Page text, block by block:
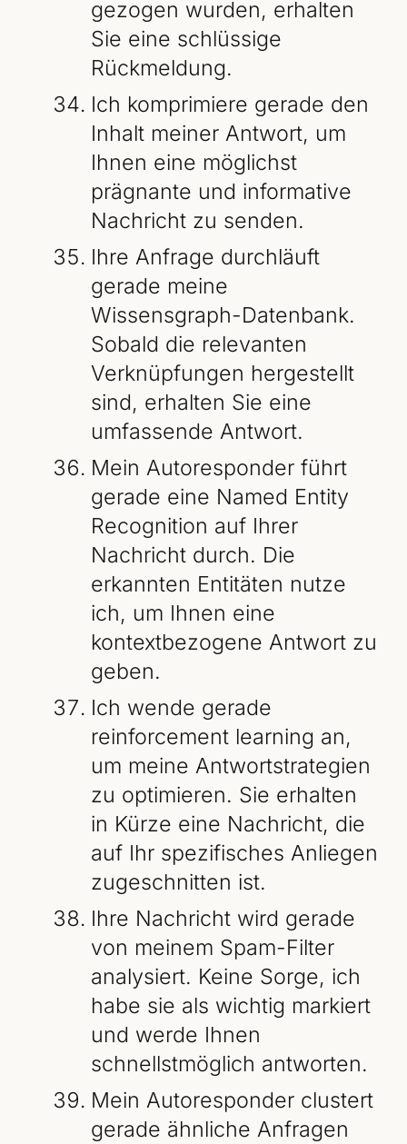
gezogen wurden, erhalten
Sie eine schlüssige
Rückmeldung.
Ich komprimiere gerade den
Inhalt meiner Antwort, um
Ihnen eine möglichst
prägnante und informative
Nachricht zu senden.
Ihre Anfrage durchläuft
gerade meine
Wissensgraph-Datenbank.
Sobald die relevanten
Verknüpfungen hergestellt
sind, erhalten Sie eine
umfassende Antwort.
Mein Autoresponder führt
gerade eine Named Entity
Recognition auf Ihrer
Nachricht durch. Die
erkannten Entitäten nutze
ich, um Ihnen eine
kontextbezogene Antwort zu
geben.
Ich wende gerade
reinforcement learning an,
um meine Antwortstrategien
zu optimieren. Sie erhalten
in Kürze eine Nachricht, die
auf Ihr spezifisches Anliegen
zugeschnitten ist.
Ihre Nachricht wird gerade
von meinem Spam-Filter
analysiert. Keine Sorge, ich
habe sie als wichtig markiert
und werde Ihnen
schnellstmöglich antworten.
Mein Autoresponder clustert
gerade ähnliche Anfragen